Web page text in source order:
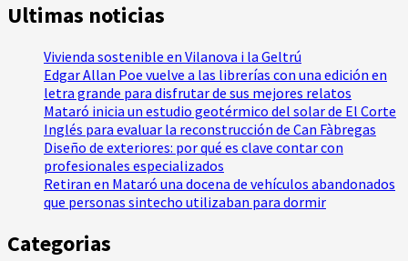
Ultimas noticias
Vivienda sostenible en Vilanova i la Geltrú
Edgar Allan Poe vuelve a las librerías con una edición en
letra grande para disfrutar de sus mejores relatos
Mataró inicia un estudio geotérmico del solar de El Corte
Inglés para evaluar la reconstrucción de Can Fàbregas
Diseño de exteriores: por qué es clave contar con
profesionales especializados
Retiran en Mataró una docena de vehículos abandonados
que personas sintecho utilizaban para dormir
Categorias